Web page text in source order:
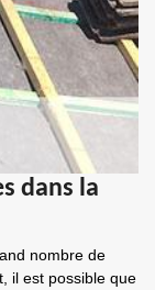
dans la
nombre de
il est possible que